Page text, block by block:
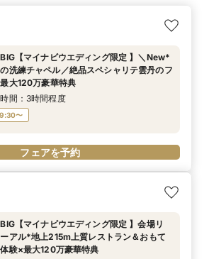
【マイナビウエディング限定 】＼New*
洗練チャペル／絶品スペシャリテ雲丹のフ
大120万豪華特典
間：3時間程度
9:30〜
フェアを予約
【マイナビウエディング限定 】会場リ
アル*地上215m上質レストラン＆おもて
験×最大120万豪華特典